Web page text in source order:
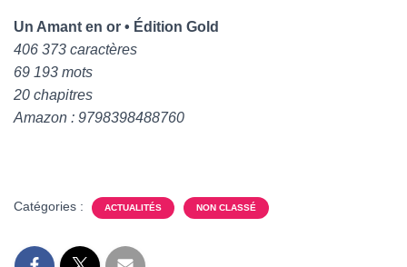
Un Amant en or • Édition Gold
406 373 caractères
69 193 mots
20 chapitres
Amazon : 9798398488760
Catégories : ACTUALITÉS NON CLASSÉ